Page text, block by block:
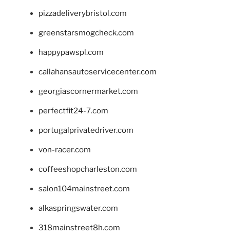
pizzadeliverybristol.com
greenstarsmogcheck.com
happypawspl.com
callahansautoservicecenter.com
georgiascornermarket.com
perfectfit24-7.com
portugalprivatedriver.com
von-racer.com
coffeeshopcharleston.com
salon104mainstreet.com
alkaspringswater.com
318mainstreet8h.com